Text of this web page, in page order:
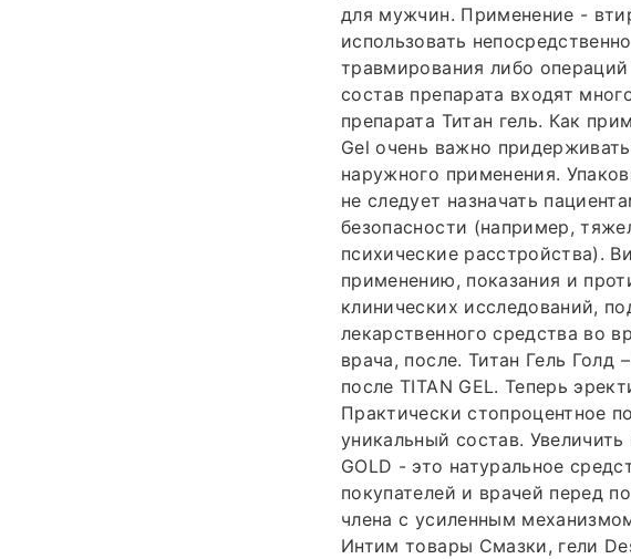
для мужчин. Применение -
использовать
травмирования либо
состав препарата входят
препарата Титан гель. Как
Gel очень важно
наружного применения.
не следует назначать
безопасности (например,
психические расстройства).
применению, показания и
клинических исследований,
лекарственного средства во
врача, после. Титан Гель
после TITAN GEL. Теперь
Практически стопроцентное
уникальный состав.
GOLD - это натуральное
покупателей и врачей перед
члена с усиленным
Интим товары Смазки, гели